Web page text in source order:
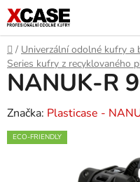
Přejít
na
obsah
Domů
/ Univerzální odolné kufry a
Series kufry z recyklovaného
NANUK-R
Značka: Plasticase -
ECO-FRIENDLY